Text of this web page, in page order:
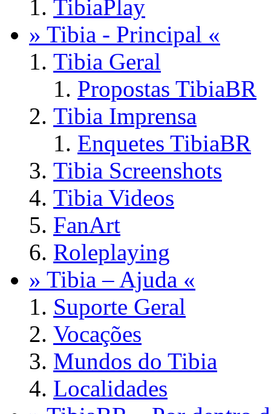
TibiaPlay
» Tibia - Principal «
Tibia Geral
Propostas TibiaBR
Tibia Imprensa
Enquetes TibiaBR
Tibia Screenshots
Tibia Videos
FanArt
Roleplaying
» Tibia – Ajuda «
Suporte Geral
Vocações
Mundos do Tibia
Localidades